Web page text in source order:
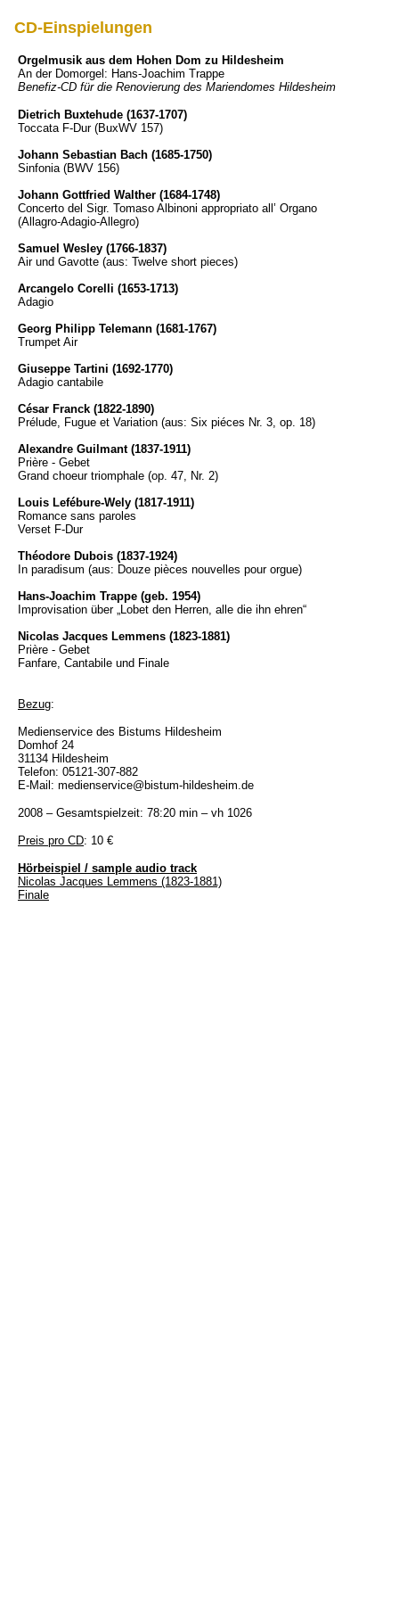
CD-Einspielungen
Orgelmusik aus dem Hohen Dom zu Hildesheim
An der Domorgel: Hans-Joachim Trappe
Benefiz-CD für die Renovierung des Mariendomes Hildesheim
Dietrich Buxtehude (1637-1707)
Toccata F-Dur (BuxWV 157)
Johann Sebastian Bach (1685-1750)
Sinfonia (BWV 156)
Johann Gottfried Walther (1684-1748)
Concerto del Sigr. Tomaso Albinoni appropriato all’ Organo
(Allagro-Adagio-Allegro)
Samuel Wesley (1766-1837)
Air und Gavotte (aus: Twelve short pieces)
Arcangelo Corelli (1653-1713)
Adagio
Georg Philipp Telemann (1681-1767)
Trumpet Air
Giuseppe Tartini (1692-1770)
Adagio cantabile
César Franck (1822-1890)
Prélude, Fugue et Variation (aus: Six piéces Nr. 3, op. 18)
Alexandre Guilmant (1837-1911)
Prière - Gebet
Grand choeur triomphale (op. 47, Nr. 2)
Louis Lefébure-Wely (1817-1911)
Romance sans paroles
Verset F-Dur
Théodore Dubois (1837-1924)
In paradisum (aus: Douze pièces nouvelles pour orgue)
Hans-Joachim Trappe (geb. 1954)
Improvisation über „Lobet den Herren, alle die ihn ehren“
Nicolas Jacques Lemmens (1823-1881)
Prière - Gebet
Fanfare, Cantabile und Finale
Bezug:
Medienservice des Bistums Hildesheim
Domhof 24
31134 Hildesheim
Telefon: 05121-307-882
E-Mail: medienservice@bistum-hildesheim.de
2008 – Gesamtspielzeit: 78:20 min – vh 1026
Preis pro CD: 10 €
Hörbeispiel / sample audio track
Nicolas Jacques Lemmens (1823-1881)
Finale